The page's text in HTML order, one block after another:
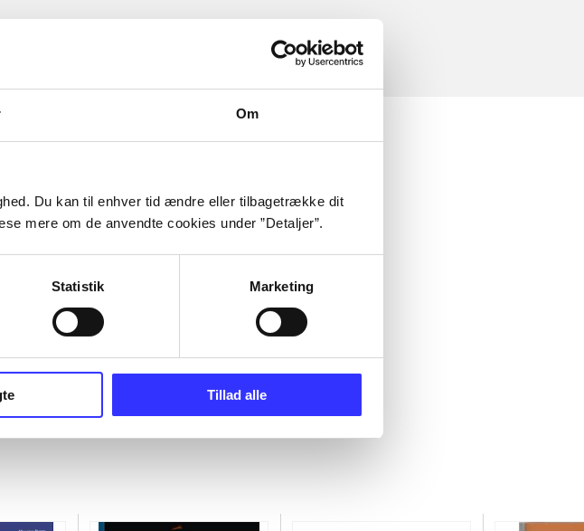
Om
Du kan til enhver tid ændre eller tilbagetrække dit
mere om de anvendte cookies under ”Detaljer”.
Statistik Marketing
Tillad alle